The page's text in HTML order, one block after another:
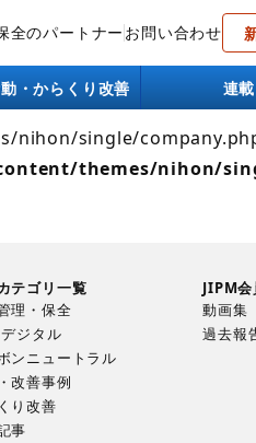
全のパートナー お問い合わせ
・からくり改善 連載
Failed to open
nihon/single/
themes/nihon/
テゴリ一覧
理・保全
ジタル
ンニュートラル
改善事例
り改善
事
JIPM会
動画集
過去報